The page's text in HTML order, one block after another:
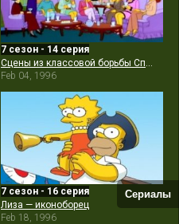
7 сезон - 14 серия
Сцены из классовой борьбы Спрингфилда
Feb 04, 1996
7 сезон - 16 серия
Лиза — иконоборец
Feb 18, 1996
Сериалы